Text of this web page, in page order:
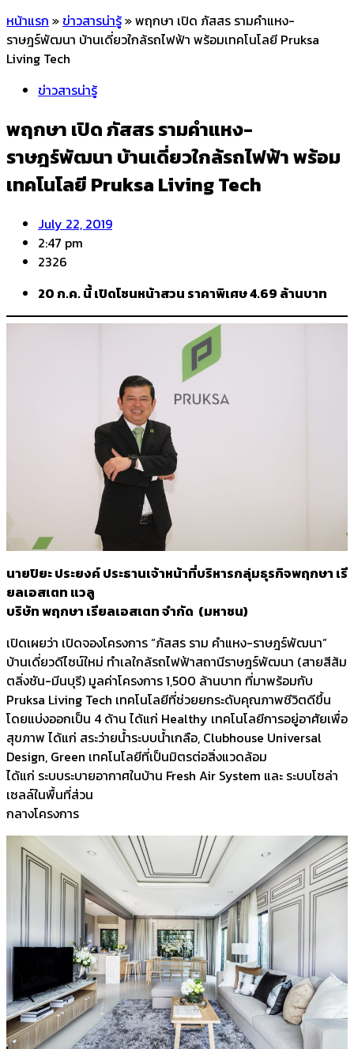
หน้าแรก »ข่าวสารน่ารู้»พฤกษา เปิด ภัสสร รามคำแหง-
ราษฎร์พัฒนา บ้านเดี่ยวใกล้รถไฟฟ้า พร้อมเทคโนโลยี Pruksa
Living Tech
ข่าวสารน่ารู้
พฤกษา เปิด ภัสสร รามคำแหง-
ราษฎร์พัฒนา บ้านเดี่ยวใกล้รถไฟฟ้า พร้อม
เทคโนโลยี Pruksa Living Tech
July 22, 2019
2:47 pm
2326
20 ก.ค. นี้ เปิดโซนหน้าสวน ราคาพิเศษ 4.69 ล้านบาท
นายปิยะ ประยงค์ ประธานเจ้าหน้าที่บริหารกลุ่มธุรกิจพฤกษา เรี
ยลเอสเตท แวลู
บริษัท พฤกษา เรียลเอสเตท จำกัด (มหาชน)
เปิดเผยว่า เปิดจองโครงการ “ภัสสร ราม คำแหง-ราษฎร์พัฒนา”
บ้านเดี่ยวดีไซน์ใหม่ ทำเลใกล้รถไฟฟ้าสถานีราษฎร์พัฒนา (สายสีส้ม
ตลิ่งชัน-มีนบุรี) มูลค่าโครงการ 1,500 ล้านบาท ที่มาพร้อมกับ
Pruksa Living Tech เทคโนโลยีที่ช่วยยกระดับคุณภาพชีวิตดีขึ้น
โดยแบ่งออกเป็น 4 ด้าน ได้แก่ Healthy เทคโนโลยีการอยู่อาศัยเพื่อ
สุขภาพ ได้แก่ สระว่ายน้ำระบบน้ำเกลือ, Clubhouse Universal
Design, Green เทคโนโลยีที่เป็นมิตรต่อสิ่งแวดล้อม
ได้แก่ ระบบระบายอากาศในบ้าน Fresh Air System และ ระบบโซล่า
เซลล์ในพื้นที่ส่วน
กลางโครงการ